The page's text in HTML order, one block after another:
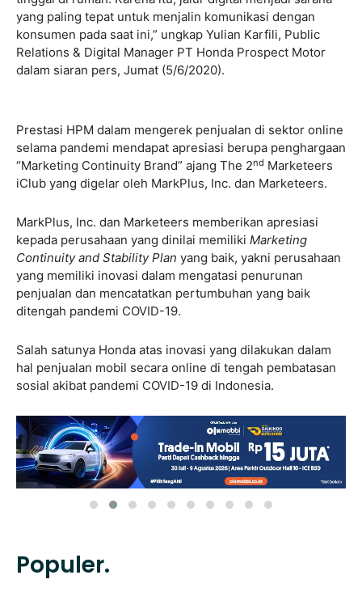
yang paling tepat untuk menjalin komunikasi dengan
konsumen pada saat ini,” ungkap Yulian Karfili, Public
Relations & Digital Manager PT Honda Prospect Motor
dalam siaran pers, Jumat (5/6/2020).
Prestasi HPM dalam mengerek penjualan di sektor online
selama pandemi mendapat apresiasi berupa penghargaan
“Marketing Continuity Brand” ajang The 2nd Marketeers
iClub yang digelar oleh MarkPlus, Inc. dan Marketeers.
MarkPlus, Inc. dan Marketeers memberikan apresiasi
kepada perusahaan yang dinilai memiliki Marketing
Continuity and Stability Plan yang baik, yakni perusahaan
yang memiliki inovasi dalam mengatasi penurunan
penjualan dan mencatatkan pertumbuhan yang baik
ditengah pandemi COVID-19.
Salah satunya Honda atas inovasi yang dilakukan dalam
hal penjualan mobil secara online di tengah pembatasan
sosial akibat pandemi COVID-19 di Indonesia.
Populer.